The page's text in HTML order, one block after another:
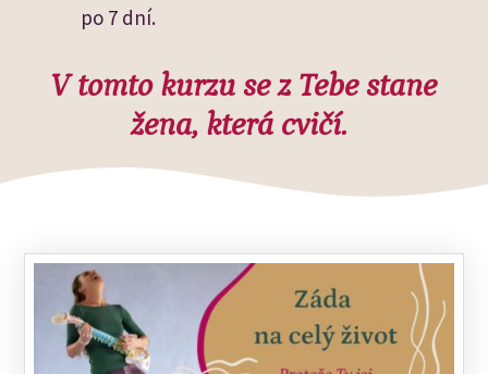
po 7 dní.
V tomto kurzu se z Tebe stane
žena, která cvičí.